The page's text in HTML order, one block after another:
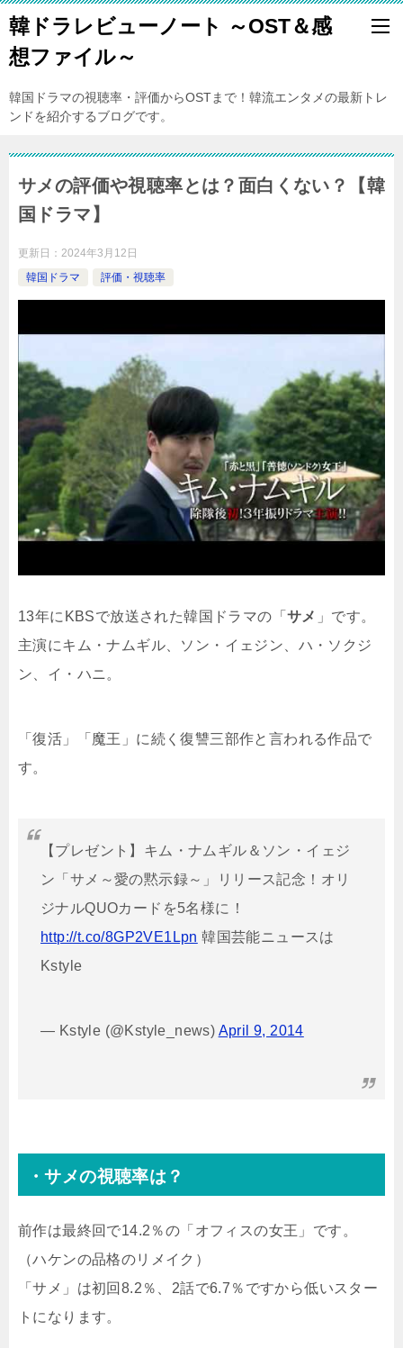
韓ドラレビューノート ～OST＆感
想ファイル～
韓国ドラマの視聴率・評価からOSTまで！韓流エンタメの最新トレ
ンドを紹介するブログです。
サメの評価や視聴率とは？面白くない？【韓
国ドラマ】
更新日： 2024年3月12日
韓国ドラマ
評価・視聴率
13年にKBSで放送された韓国ドラマの「 サメ 」です。
主演にキム・ナムギル、ソン・イェジン、ハ・ソクジ
ン、イ・ハニ。
「復活」「魔王」に続く復讐三部作と言われる作品で
す。
【プレゼント】キム・ナムギル＆ソン・イェジ
ン「サメ～愛の黙示録～」リリース記念！オリ
ジナルQUOカードを5名様に！
http://t.co/8GP2VE1Lpn 韓国芸能ニュースは
Kstyle
— Kstyle (@Kstyle_news) April 9, 2014
・サメの視聴率は？
前作は最終回で14.2％の「オフィスの女王」です。
（ハケンの品格のリメイク）
「サメ」は初回8.2％、2話で6.7％ですから低いスター
トになります。